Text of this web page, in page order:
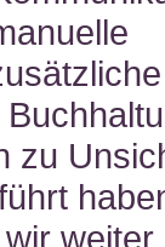
zu
weiter